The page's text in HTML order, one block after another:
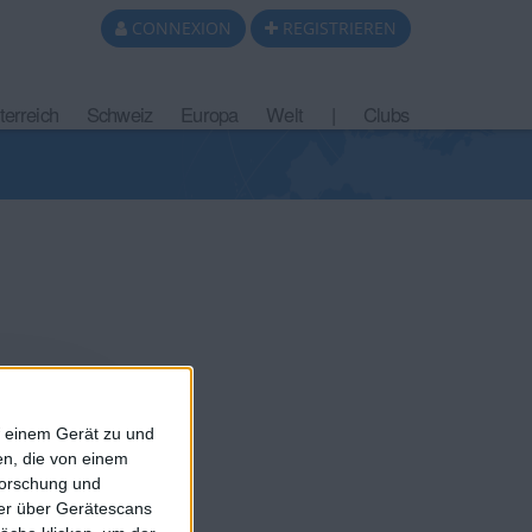
Gerät zu und
die von einem
und
über Gerätescans
CONNEXION REGISTRIEREN
Schweiz Europa Welt Clubs